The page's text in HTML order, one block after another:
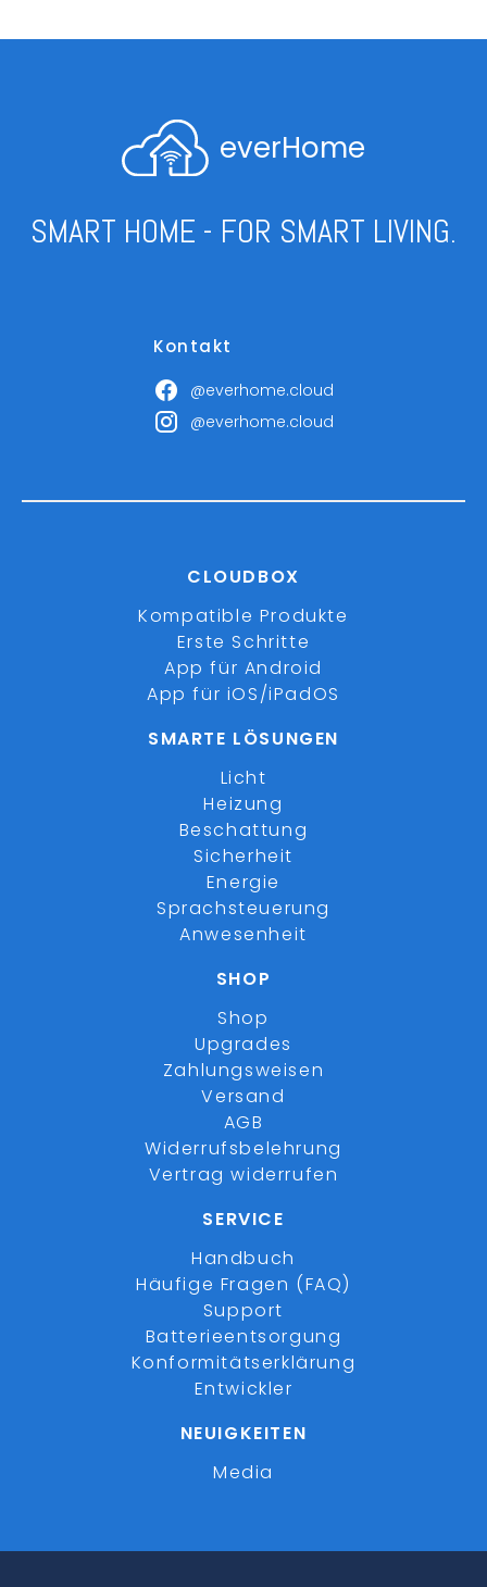
everHome
SMART HOME - FOR SMART LIVING.
Kontakt
@everhome.cloud
@everhome.cloud
CLOUDBOX
Kompatible Produkte
Erste Schritte
App für Android
App für iOS/iPadOS
SMARTE LÖSUNGEN
Licht
Heizung
Beschattung
Sicherheit
Energie
Sprachsteuerung
Anwesenheit
SHOP
Shop
Upgrades
Zahlungsweisen
Versand
AGB
Widerrufsbelehrung
Vertrag widerrufen
SERVICE
Handbuch
Häufige Fragen (FAQ)
Support
Batterieentsorgung
Konformitätserklärung
Entwickler
NEUIGKEITEN
Media